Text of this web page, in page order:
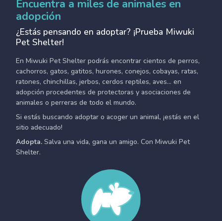
Encuentra a miles de animales en
adopción
¿Estás pensando en adoptar? ¡Prueba Miwuki
Pet Shelter!
En Miwuki Pet Shelter podrás encontrar cientos de perros,
cachorros, gatos, gatitos, hurones, conejos, cobayas, ratas,
ratones, chinchillas, jerbos, cerdos reptiles, aves... en
adopción procedentes de protectoras y asociaciones de
animales o perreras de todo el mundo.
Si estás buscando adoptar o acoger un animal, ¡estás en el
sitio adecuado!
Adopta. Salva una vida, gana un amigo. Con Miwuki Pet
Shelter.